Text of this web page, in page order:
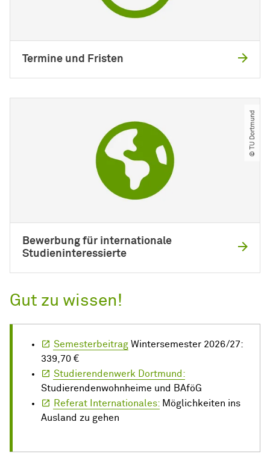
Termine und Fristen
© TU Dortmund
Bewerbung für internationale
Studieninteressierte
Gut zu wissen!
Semesterbeitrag Wintersemester 2026/27:
339,70 €
Studierendenwerk Dortmund:
Studierendenwohnheime und BAföG
Referat Internationales: Möglichkeiten ins
Ausland zu gehen